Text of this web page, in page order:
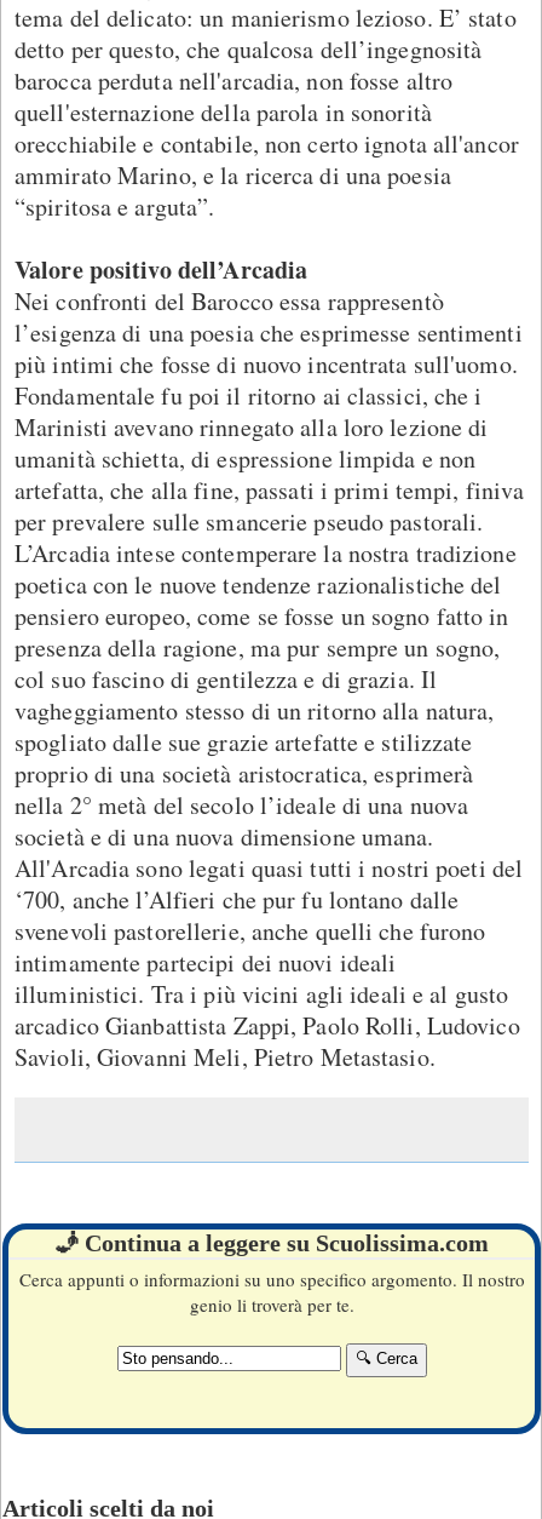
tema del delicato: un manierismo lezioso. E’ stato
detto per questo, che qualcosa dell’ingegnosità
barocca perduta nell'arcadia, non fosse altro
quell'esternazione della parola in sonorità
orecchiabile e contabile, non certo ignota all'ancor
ammirato Marino, e la ricerca di una poesia
“spiritosa e arguta”.
Valore positivo dell’Arcadia
Nei confronti del Barocco essa rappresentò
l’esigenza di una poesia che esprimesse sentimenti
più intimi che fosse di nuovo incentrata sull'uomo.
Fondamentale fu poi il ritorno ai classici, che i
Marinisti avevano rinnegato alla loro lezione di
umanità schietta, di espressione limpida e non
artefatta, che alla fine, passati i primi tempi, finiva
per prevalere sulle smancerie pseudo pastorali.
L’Arcadia intese contemperare la nostra tradizione
poetica con le nuove tendenze razionalistiche del
pensiero europeo, come se fosse un sogno fatto in
presenza della ragione, ma pur sempre un sogno,
col suo fascino di gentilezza e di grazia. Il
vagheggiamento stesso di un ritorno alla natura,
spogliato dalle sue grazie artefatte e stilizzate
proprio di una società aristocratica, esprimerà
nella 2° metà del secolo l’ideale di una nuova
società e di una nuova dimensione umana.
All'Arcadia sono legati quasi tutti i nostri poeti del
‘700, anche l’Alfieri che pur fu lontano dalle
svenevoli pastorellerie, anche quelli che furono
intimamente partecipi dei nuovi ideali
illuministici. Tra i più vicini agli ideali e al gusto
arcadico Gianbattista Zappi, Paolo Rolli, Ludovico
Savioli, Giovanni Meli, Pietro Metastasio.
🧞 Continua a leggere su Scuolissima.com
Cerca appunti o informazioni su uno specifico argomento. Il nostro
genio li troverà per te.
Articoli scelti da noi